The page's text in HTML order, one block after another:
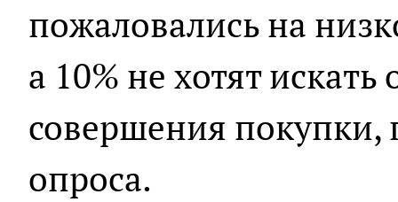
пожаловались на
а 10% не хотят
совершения покупки,
опроса.